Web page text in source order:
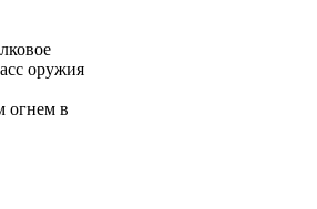
оружия
огнем в